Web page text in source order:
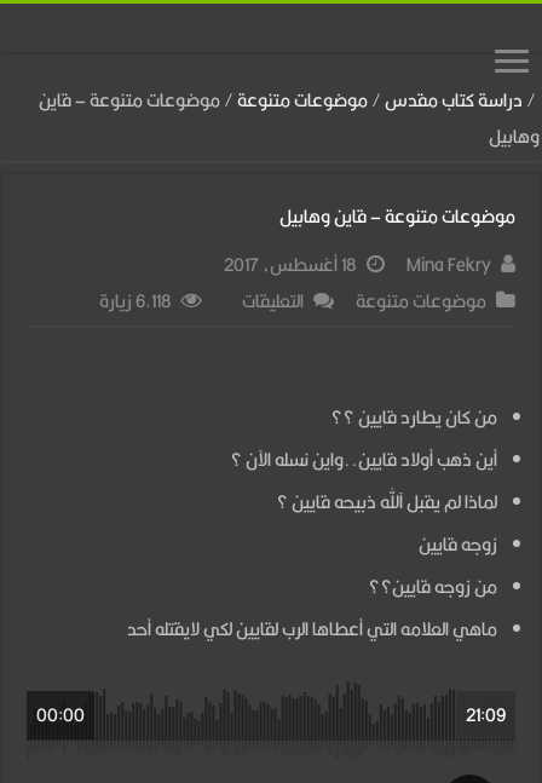
/دراسة كتاب مقدس/موضوعات متنوعة/موضوعات متنوعة – قاين
وهابيل
موضوعات متنوعة – قاين وهابيل
Mina Fekry
18 أغسطس، 2017
موضوعات متنوعة
التعليقات
قاين
6,118 زيارة
من كان يطارد قايين ؟؟
أين ذهب أولاد قايين..واين نسله الآن ؟
لماذا لم يقبل آلله ذبيحه قايين ؟
زوجه قايين
من زوجه قايين؟؟
ماهي العلامه التي أعطاها الرب لقايين لكي لايقتله أحد
21:09
00:00